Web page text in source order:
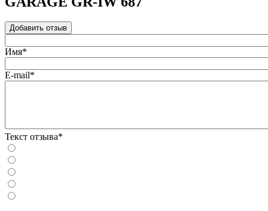
Добавить отзыв
Имя*
E-mail*
Текст отзыва*